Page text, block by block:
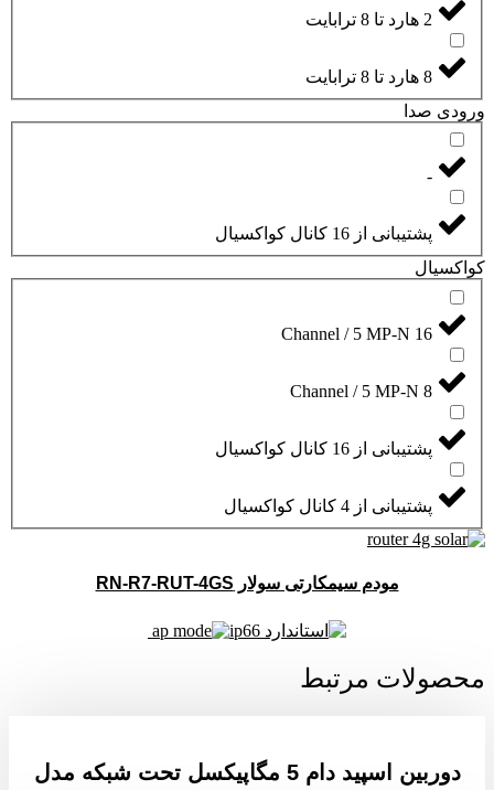
2 هارد تا 8 ترابایت
8 هارد تا 8 ترابایت
ورودی صدا
-
پشتیبانی از 16 کانال کواکسیال
کواکسیال
16 Channel / 5 MP-N
8 Channel / 5 MP-N
پشتیبانی از 16 کانال کواکسیال
پشتیبانی از 4 کانال کواکسیال
مودم سیمکارتی سولار RN-R7-RUT-4GS
محصولات مرتبط
دوربین اسپید دام 5 مگاپیکسل تحت شبکه مدل